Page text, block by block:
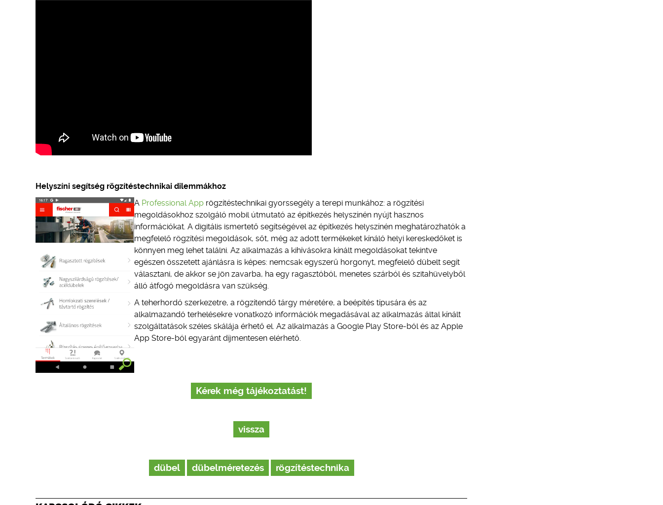
Helyszíni segítség rögzítéstechnikai dilemmákhoz
A Professional App rögzítéstechnikai gyorssegély a terepi munkához: a rögzítési
megoldásokhoz szolgáló mobil útmutató az építkezés helyszínén nyújt hasznos
információkat. A digitális ismertető segítségével az építkezés helyszínén meghatározhatók a
megfelelő rögzítési megoldások, sőt, még az adott termékeket kínáló helyi kereskedőket is
könnyen meg lehet találni. Az alkalmazás a kihívásokra kínált megoldásokat tekintve
egészen összetett ajánlásra is képes: nemcsak egyszerű horgonyt, megfelelő dübelt segít
választani, de akkor se jön zavarba, ha egy ragasztóból, menetes szárból és szitahüvelyből
álló átfogó megoldásra van szükség.
A teherhordó szerkezetre, a rögzítendő tárgy méretére, a beépítés típusára és az
alkalmazandó terhelésekre vonatkozó információk megadásával az alkalmazás által kínált
szolgáltatások széles skálája érhető el. Az alkalmazás a Google Play Store-ból és az Apple
App Store-ból egyaránt díjmentesen elérhető.
Kérek még tájékoztatást!
vissza
dübel dübelméretezés rögzítéstechnika